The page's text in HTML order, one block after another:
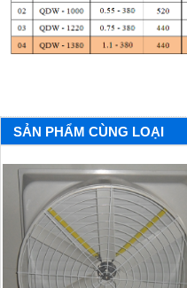
SẢN PHẨM CÙNG LOẠI